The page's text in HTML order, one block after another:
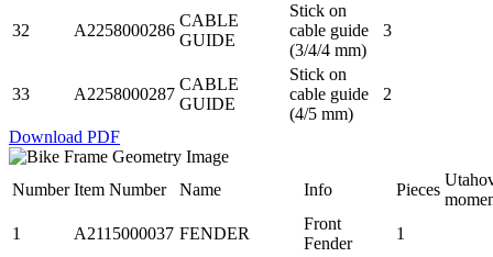
32 A2258000286
CABLE
GUIDE
Stick on
cable guide
(3/4/4 mm)
3
33 A2258000287
CABLE
GUIDE
Stick on
cable guide
(4/5 mm)
2
Download PDF
Number Item Number Name Info Pieces
1
A2115000037 FENDER
Front
Fender
1